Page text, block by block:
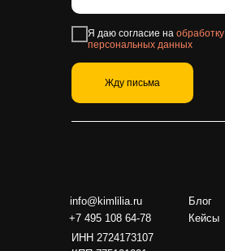
info@kimlilia.ru
Я даю согласие на обработку
персональных данных
Жду письма
Блог
ИНН 2724173107
+7 495 108 64-78 Кейсы